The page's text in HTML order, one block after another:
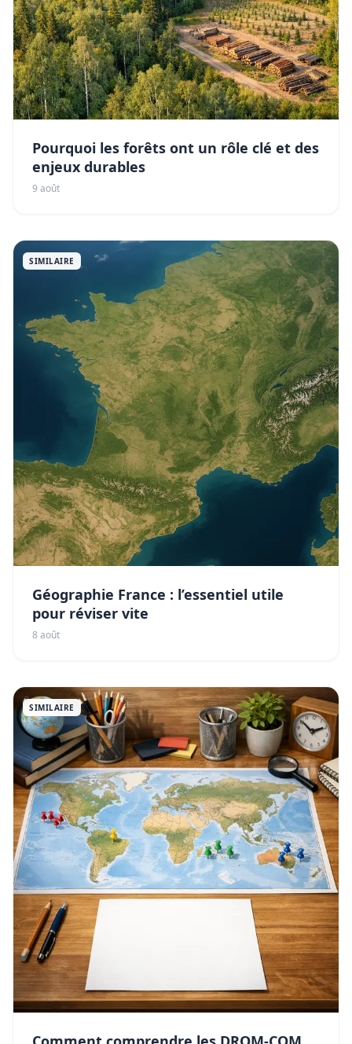
Pourquoi les forêts ont un rôle clé et des
enjeux durables
9 août
SIMILAIRE
Géographie France : l’essentiel utile
pour réviser vite
8 août
SIMILAIRE